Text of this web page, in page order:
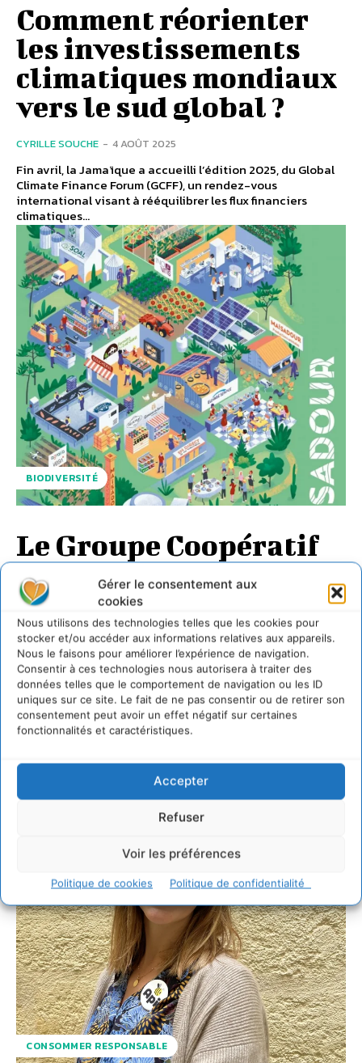
Gérer le consentement aux
cookies
Nous utilisons des technologies telles que les cookies pour
stocker et/ou accéder aux informations relatives aux appareils.
Nous le faisons pour améliorer l’expérience de navigation.
Consentir à ces technologies nous autorisera à traiter des
données telles que le comportement de navigation ou les ID
uniques sur ce site. Le fait de ne pas consentir ou de retirer son
consentement peut avoir un effet négatif sur certaines
fonctionnalités et caractéristiques.
Accepter
Refuser
Voir les préférences
Politique de cookies Politique de confidentialité
Comment réorienter
les investissements
climatiques mondiaux
vers le sud global ?
CYRILLE SOUCHE - 4 AOÛT 2025
Fin avril, la Jamaïque a accueilli l’édition 2025, du Global
Climate Finance Forum (GCFF), un rendez-vous
international visant à rééquilibrer les flux financiers
climatiques...
BIODIVERSITÉ
Le Groupe Coopératif
Maïsadour choisit des
solutions pour
l’agriculture de
demain, durable et
rentable
CYRILLE SOUCHE - 29 JUILLET 2025
d’entreprise « AMBiTiON 2030 », Maïsadour s’est engagé
pour trouver des solutions et accélérer sur...
CONSOMMER RESPONSABLE